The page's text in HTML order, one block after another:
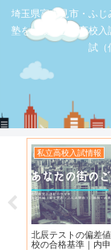
埼玉県富士見市・ふ
塾を比較。公立高校
試（
談会・併
基準と申
お店の覆面取
【スシロー三
れている！！